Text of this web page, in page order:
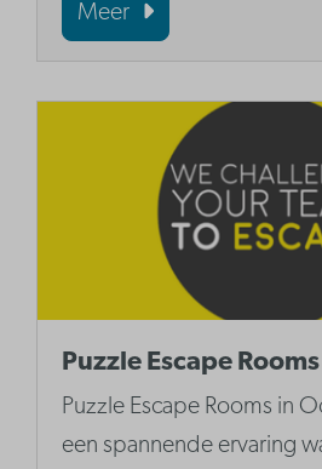
Meer
Puzzle Escape Rooms
Puzzle Escape Rooms in
een spannende ervaring